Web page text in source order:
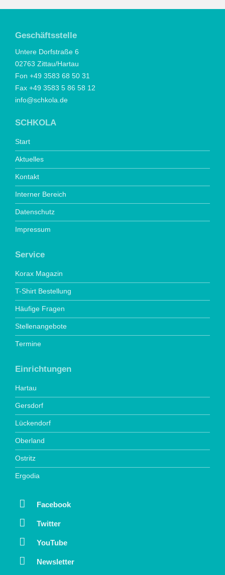
Geschäftsstelle
Untere Dorfstraße 6
02763 Zittau/Hartau
Fon +49 3583 68 50 31
Fax +49 3583 5 86 58 12
info@schkola.de
SCHKOLA
Start
Aktuelles
Kontakt
Interner Bereich
Datenschutz
Impressum
Service
Korax Magazin
T-Shirt Bestellung
Häufige Fragen
Stellenangebote
Termine
Einrichtungen
Hartau
Gersdorf
Lückendorf
Oberland
Ostritz
Ergodia
Facebook
Twitter
YouTube
Newsletter